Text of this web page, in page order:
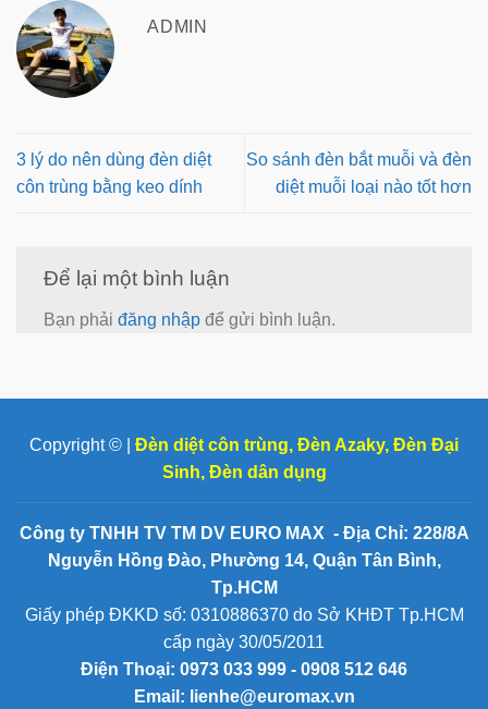
ADMIN
3 lý do nên dùng đèn diệt
côn trùng bằng keo dính
So sánh đèn bắt muỗi và đèn
diệt muỗi loại nào tốt hơn
Để lại một bình luận
Bạn phải đăng nhập để gửi bình luận.
Copyright © | Đèn diệt côn trùng, Đèn Azaky, Đèn Đại
Sinh, Đèn dân dụng
Công ty TNHH TV TM DV EURO MAX - Địa Chỉ: 228/8A
Nguyễn Hồng Đào, Phường 14, Quận Tân Bình,
Tp.HCM
Giấy phép ĐKKD số: 0310886370 do Sở KHĐT Tp.HCM
cấp ngày 30/05/2011
Điện Thoại: 0973 033 999 - 0908 512 646
Email: lienhe@euromax.vn